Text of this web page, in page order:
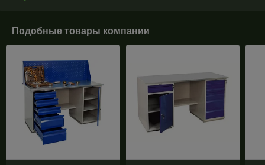
Подобные товары компании